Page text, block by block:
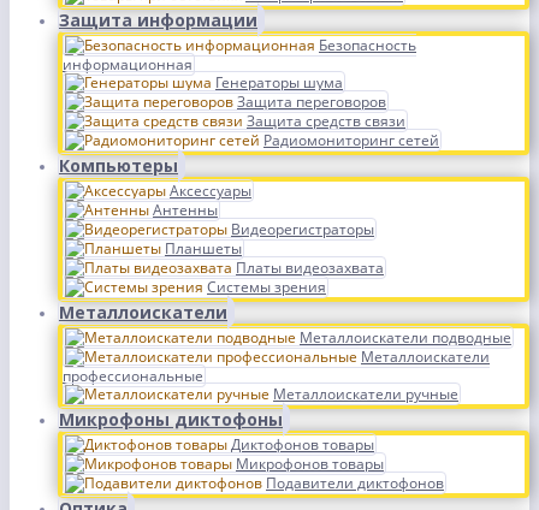
Защита информации
Безопасность
информационная
Генераторы шума
Защита переговоров
Защита средств связи
Радиомониторинг сетей
Компьютеры
Аксессуары
Антенны
Видеорегистраторы
Планшеты
Платы видеозахвата
Системы зрения
Металлоискатели
Металлоискатели подводные
Металлоискатели
профессиональные
Металлоискатели ручные
Микрофоны диктофоны
Диктофонов товары
Микрофонов товары
Подавители диктофонов